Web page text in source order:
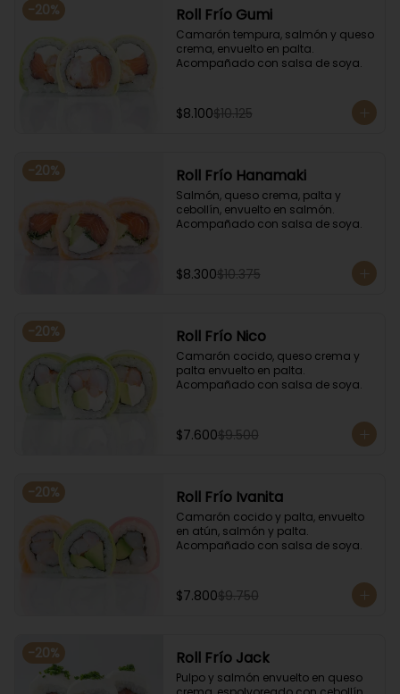
-20% Roll Frío Gumi
Camarón tempura, salmón y queso
crema, envuelto en palta.
Acompañado con salsa de soya.
$8.100$10.125
-20% Roll Frío Hanamaki
Salmón, queso crema, palta y
cebollín, envuelto en salmón.
Acompañado con salsa de soya.
$8.300$10.375
-20% Roll Frío Nico
Camarón cocido, queso crema y
palta envuelto en palta.
Acompañado con salsa de soya.
$7.600$9.500
-20% Roll Frío Ivanita
Camarón cocido y palta, envuelto
en atún, salmón y palta.
Acompañado con salsa de soya.
$7.800$9.750
-20% Roll Frío Jack
Pulpo y salmón envuelto en queso